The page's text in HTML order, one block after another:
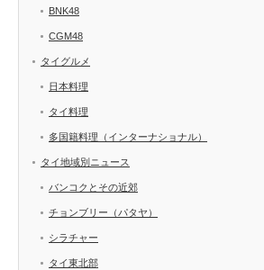
BNK48
CGM48
タイグルメ
日本料理
タイ料理
多国籍料理（インターナショナル）
タイ地域別ニュース
バンコクとその近郊
チョンブリー（パタヤ）
シラチャー
タイ東北部